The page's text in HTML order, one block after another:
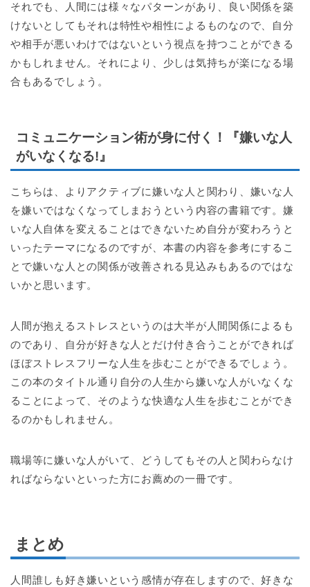
それでも、人間には様々なパターンがあり、良い関係を築
けないとしてもそれは特性や相性によるものなので、自分
や相手が悪いわけではないという視点を持つことができる
かもしれません。それにより、少しは気持ちが楽になる場
合もあるでしょう。
コミュニケーション術が身に付く！『嫌いな人
がいなくなる!』
こちらは、よりアクティブに嫌いな人と関わり、嫌いな人
を嫌いではなくなってしまおうという内容の書籍です。嫌
いな人自体を変えることはできないため自分が変わろうと
いったテーマになるのですが、本書の内容を参考にするこ
とで嫌いな人との関係が改善される見込みもあるのではな
いかと思います。
人間が抱えるストレスというのは大半が人間関係によるも
のであり、自分が好きな人とだけ付き合うことができれば
ほぼストレスフリーな人生を歩むことができるでしょう。
この本のタイトル通り自分の人生から嫌いな人がいなくな
ることによって、そのような快適な人生を歩むことができ
るのかもしれません。
職場等に嫌いな人がいて、どうしてもその人と関わらなけ
ればならないといった方にお薦めの一冊です。
まとめ
人間誰しも好き嫌いという感情が存在しますので、好きな